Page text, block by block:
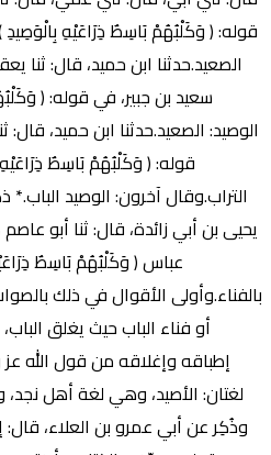
قوله: ( وَكَلْبُهُمْ بَاسِطٌ ذِرَاعَيْهِ
الصعيد.حدثنا ابن حميد، قال: ثنا
سعيد بن جبير، في قوله: (
الوصيد: الصعيد.حدثنا ابن حميد،
قوله: ( وَكَلْبُهُمْ بَاسِطٌ
التراب.وقال آخرون: الوصيد
يحيى بن أبي زائدة، قال: ثنا أبو
عباس ( وَكَلْبُهُمْ بَاسِطٌ
بالفناء.وأولى الأقوال في ذلك
أو فناء الباب حيث يغلق
إطباقه وإغلاقه من قول الله
لغتان: الأصيد، وهي لغة أهل
وذُكِر عن أبي عمرو بن العلاء، قال: